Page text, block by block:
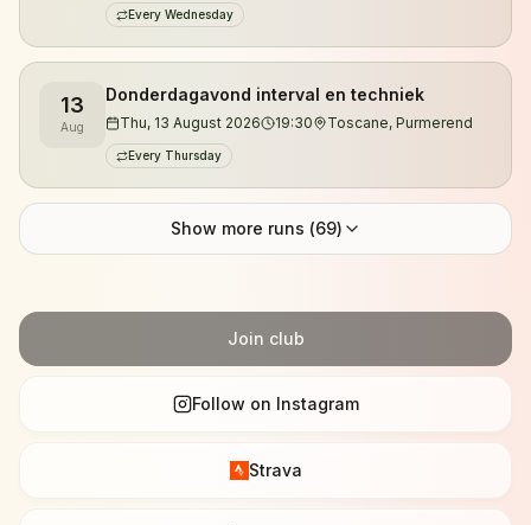
ultramarathons.
Wil je eerst kennismaken? Je bent altijd welkom voor
een vrijblijvende proefles.
Every Wednesday
13
Aug
Donderdagavond interval en techniek
Thu, 13 August 2026 19:30 Toscane, Purmerend
Every Thursday
Show more runs (69)
Join club
Follow on Instagram
Strava